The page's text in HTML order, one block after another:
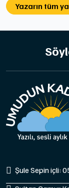
Yazarın tüm
Şule Sepin içli: